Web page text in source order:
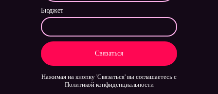
Бюджет
Связаться
Нажимая на кнопку 'Связаться' вы соглашаетесь с
Политикой конфиденциальности